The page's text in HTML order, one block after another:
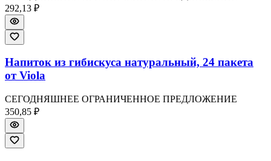
292,13 ₽
Напиток из гибискуса натуральный, 24 пакета
от Viola
СЕГОДНЯШНЕЕ ОГРАНИЧЕННОЕ ПРЕДЛОЖЕНИЕ
350,85 ₽